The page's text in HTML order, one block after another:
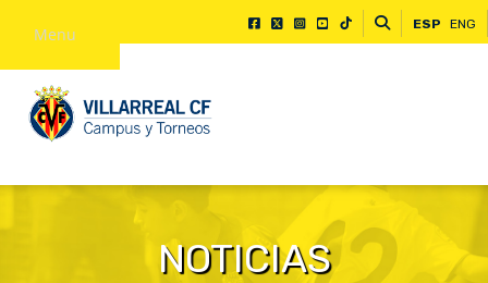
Menu ESP ENG
NOTICIAS